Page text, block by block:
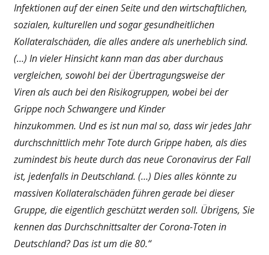
Infektionen auf der einen Seite und den wirtschaftlichen,
sozialen, kulturellen und sogar gesundheitlichen
Kollateralschäden, die alles andere als unerheblich sind.
(…) In vieler Hinsicht kann man das aber durchaus
vergleichen, sowohl bei der Übertragungsweise der
Viren als auch bei den Risikogruppen, wobei bei der
Grippe noch Schwangere und Kinder
hinzukommen. Und es ist nun mal so, dass wir jedes Jahr
durchschnittlich mehr Tote durch Grippe haben, als dies
zumindest bis heute durch das neue Coronavirus der Fall
ist, jedenfalls in Deutschland. (…) Dies alles könnte zu
massiven Kollateralschäden führen gerade bei dieser
Gruppe, die eigentlich geschützt werden soll. Übrigens, Sie
kennen das Durchschnittsalter der Corona-Toten in
Deutschland? Das ist um die 80.“